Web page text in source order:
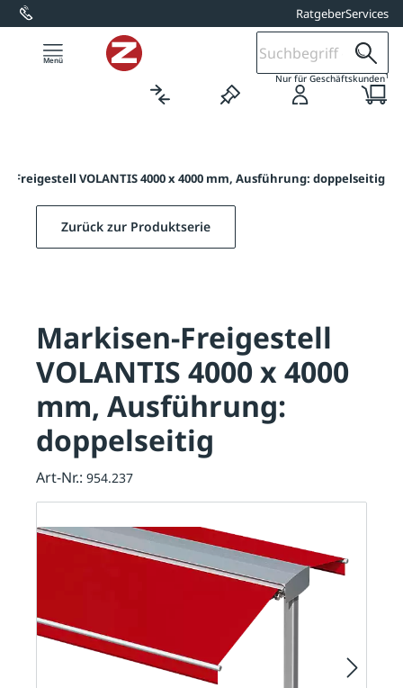
springen RatgeberServices
Nur für Geschäftskunden1
Freigestell VOLANTIS 4000 x 4000 mm, Ausführung: doppelseitig
Zurück zur Produktserie
Markisen-Freigestell
VOLANTIS 4000 x 4000
mm, Ausführung:
doppelseitig
Art-Nr.: 954.237